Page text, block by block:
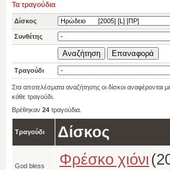
Τα τραγούδια
Δίσκος
Συνθέτης
Τραγούδι
Στα αποτελέσματα αναζήτησης οι δίσκοι
κάθε τραγούδι.
Βρέθηκαν 24 τραγούδια.
Τραγούδι Δίσκος
God bless
Φρέσκο χιόνι